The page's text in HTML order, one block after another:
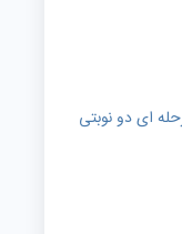
ای دو نوبتی